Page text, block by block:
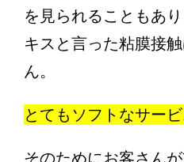
を見られることもあ
キスと言った粘膜接
ん。
とてもソフトなサー